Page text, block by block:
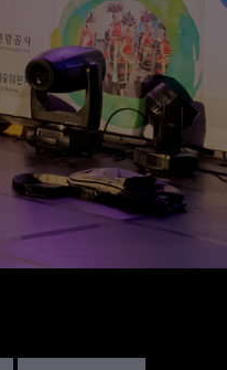
2023
2022
2020
2019
2018